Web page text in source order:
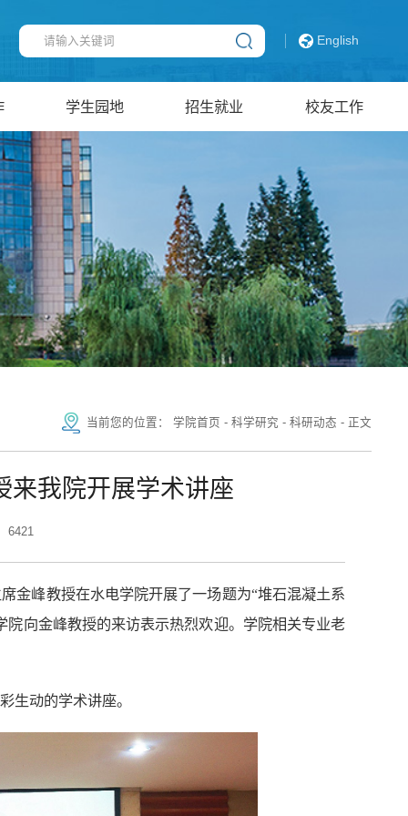
English
学生园地 招生就业 校友工作
当前您的位置： 学院首页 - 科学研究 - 科研动态 - 正文
来我院开展学术讲座
6421
金峰教授在水电学院开展了一场题为“堆石混凝土系
院向金峰教授的来访表示热烈欢迎。 学院相关专业老
生动的学术讲座。